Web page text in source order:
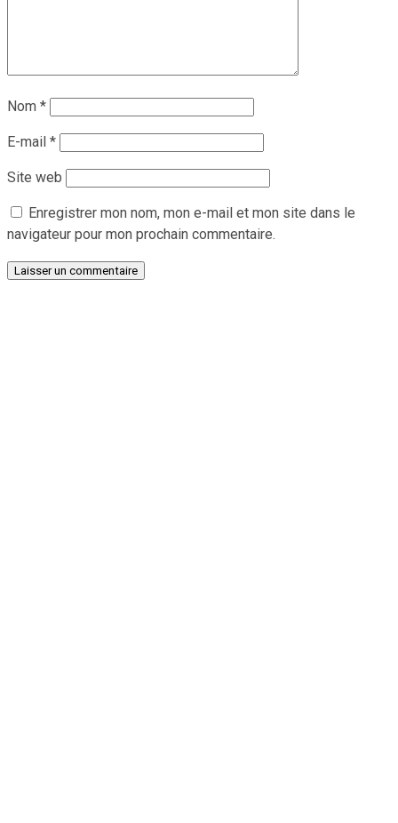
Nom *
E-mail *
Site web
Enregistrer mon nom, mon e-mail et mon site dans le
navigateur pour mon prochain commentaire.